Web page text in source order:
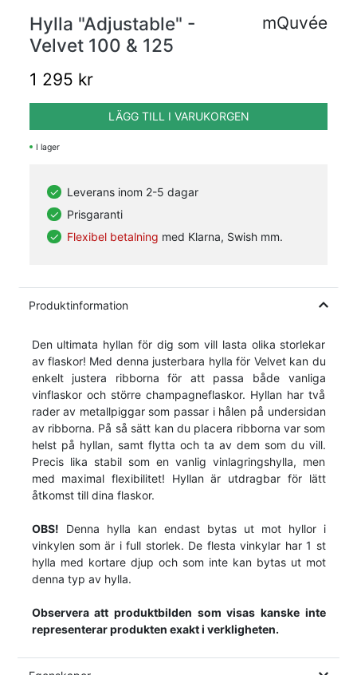
mQuvée
Hylla "Adjustable" -
Velvet 100 & 125
1 295 kr
LÄGG TILL I VARUKORGEN
I lager
Leverans inom 2-5 dagar
Prisgaranti
Flexibel betalning med Klarna, Swish mm.
Produktinformation
Den ultimata hyllan för dig som vill lasta olika storlekar
av flaskor! Med denna justerbara hylla för Velvet kan du
enkelt justera ribborna för att passa både vanliga
vinflaskor och större champagneflaskor. Hyllan har två
rader av metallpiggar som passar i hålen på undersidan
av ribborna. På så sätt kan du placera ribborna var som
helst på hyllan, samt flytta och ta av dem som du vill.
Precis lika stabil som en vanlig vinlagringshylla, men
med maximal flexibilitet! Hyllan är utdragbar för lätt
åtkomst till dina flaskor.
OBS! Denna hylla kan endast bytas ut mot hyllor i
vinkylen som är i full storlek. De flesta vinkylar har 1 st
hylla med kortare djup och som inte kan bytas ut mot
denna typ av hylla.
Observera att produktbilden som visas kanske inte
representerar produkten exakt i verkligheten.